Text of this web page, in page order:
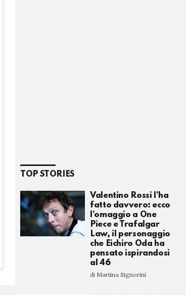
TOP STORIES
Valentino Rossi l’ha
fatto davvero: ecco
l’omaggio a One
Piece e Trafalgar
Law, il personaggio
che Eichiro Oda ha
pensato ispirandosi
al 46
di Martina Signorini